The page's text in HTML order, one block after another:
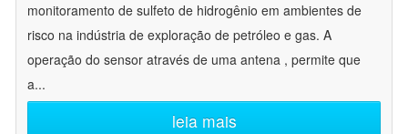
monitoramento de sulfeto de hidrogênio em ambientes de
risco na indústria de exploração de petróleo e gas. A
operação do sensor através de uma antena , permite que
a...
leia mais